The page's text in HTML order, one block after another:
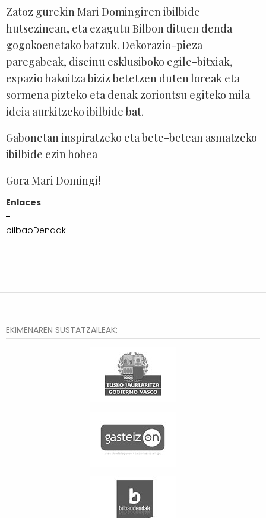
Zatoz gurekin Mari Domingiren ibilbide
hutsezinean, eta ezagutu Bilbon dituen denda
gogokoenetako batzuk. Dekorazio-pieza
paregabeak, diseinu esklusiboko egile-bitxiak,
espazio bakoitza biziz betetzen duten loreak eta
sormena pizteko eta denak zoriontsu egiteko mila
ideia aurkitzeko ibilbide bat.
Gabonetan inspiratzeko eta bete-betean asmatzeko
ibilbide ezin hobea
Gora Mari Domingi!
Enlaces
bilbaoDendak
EKIMENAREN SUSTATZAILEAK: